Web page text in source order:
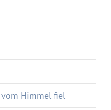
Himmel fiel